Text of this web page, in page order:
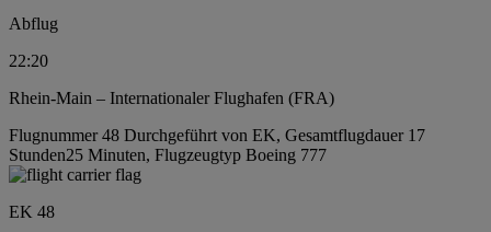
Abflug
22:20
Rhein-Main – Internationaler Flughafen (FRA)
Flugnummer 48 Durchgeführt von EK, Gesamtflugdauer 17
Stunden25 Minuten, Flugzeugtyp Boeing 777
EK 48